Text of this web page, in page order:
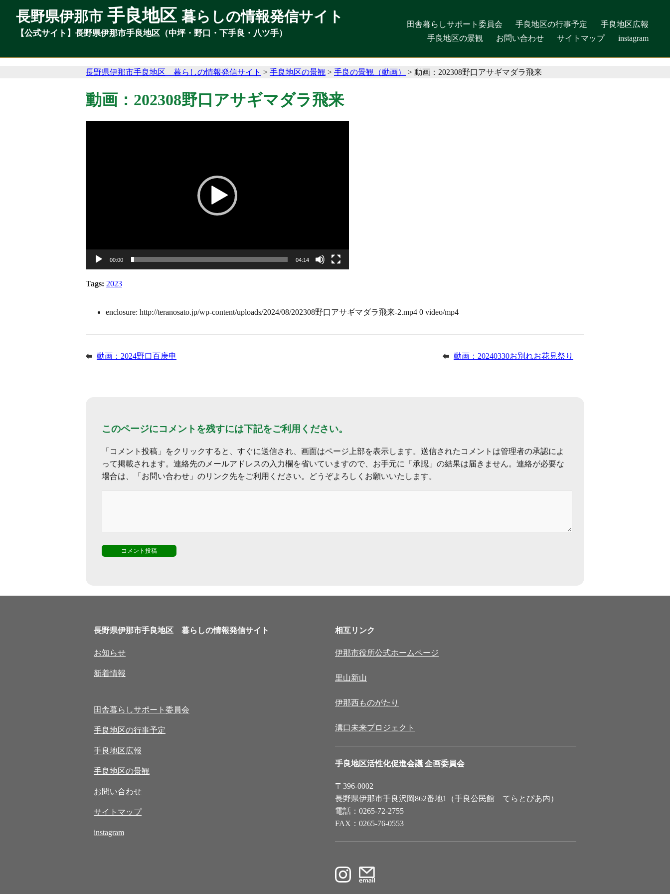
長野県伊那市 手良地区 暮らしの情報発信サイト
【公式サイト】長野県伊那市手良地区（中坪・野口・下手良・八ツ手）
田舎暮らしサポート委員会 手良地区の行事予定
手良地区広報
手良地区の景観
お問い合わせ サイトマップ instagram
長野県伊那市 手良地区 暮らしの情報発信サイト
【公式サイト】長野県伊那市手良地区（中坪・野口・下手良・八ツ手）
田舎暮らしサポート委員会 手良地区の行事予定
手良地区広報
手良地区の景観
お問い合わせ サイトマップ instagram
長野県伊那市手良地区 暮らしの情報発信サイト > 手良地区の景観 > 手良の景観（動画） > 動画：202308野口アサギマダラ飛来
動画：202308野口アサギマダラ飛来
00:00 04:14
Tags: 2023
enclosure: http://teranosato.jp/wp-content/uploads/2024/08/202308野口アサギマダラ飛来-2.mp4 0 video/mp4
動画：2024野口百庚申 動画：20240330お別れお花見祭り
このページにコメントを残すには下記をご利用ください。
「コメント投稿」をクリックすると、すぐに送信され、画面はページ上部を表示します。送信されたコメントは管理者の承認によ
って掲載されます。連絡先のメールアドレスの入力欄を省いていますので、お手元に「承認」の結果は届きません。連絡が必要な
場合は、「お問い合わせ」のリンク先をご利用ください。どうぞよろしくお願いいたします。
長野県伊那市手良地区 暮らしの情報発信サイト
お知らせ
新着情報
田舎暮らしサポート委員会
手良地区の行事予定
手良地区広報
手良地区の景観
お問い合わせ
サイトマップ
instagram
相互リンク
伊那市役所公式ホームページ
里山新山
伊那西ものがたり
溝口未来プロジェクト
手良地区活性化促進会議 企画委員会
〒396-0002
長野県伊那市手良沢岡862番地1（手良公民館 てらとぴあ内）
電話：0265-72-2755
FAX：0265-76-0553